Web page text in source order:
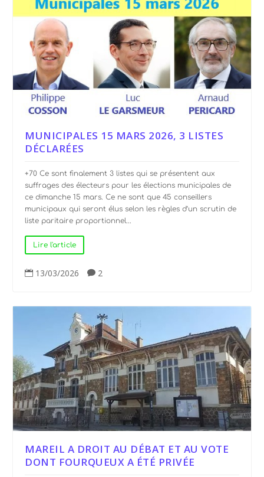
MUNICIPALES 15 MARS 2026, 3 LISTES
DÉCLARÉES
+70 Ce sont finalement 3 listes qui se présentent aux
suffrages des électeurs pour les élections municipales de
ce dimanche 15 mars. Ce ne sont que 45 conseillers
municipaux qui seront élus selon les règles d’un scrutin de
liste paritaire proportionnel...
Lire l'article
 13/03/2026  2
MAREIL A DROIT AU DÉBAT ET AU VOTE
DONT FOURQUEUX A ÉTÉ PRIVÉE